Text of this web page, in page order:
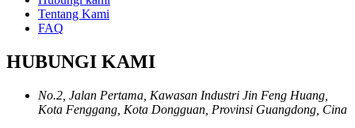
Tentang Kami
FAQ
HUBUNGI KAMI
No.2, Jalan Pertama, Kawasan Industri Jin Feng Huang,
Kota Fenggang, Kota Dongguan, Provinsi Guangdong, Cina